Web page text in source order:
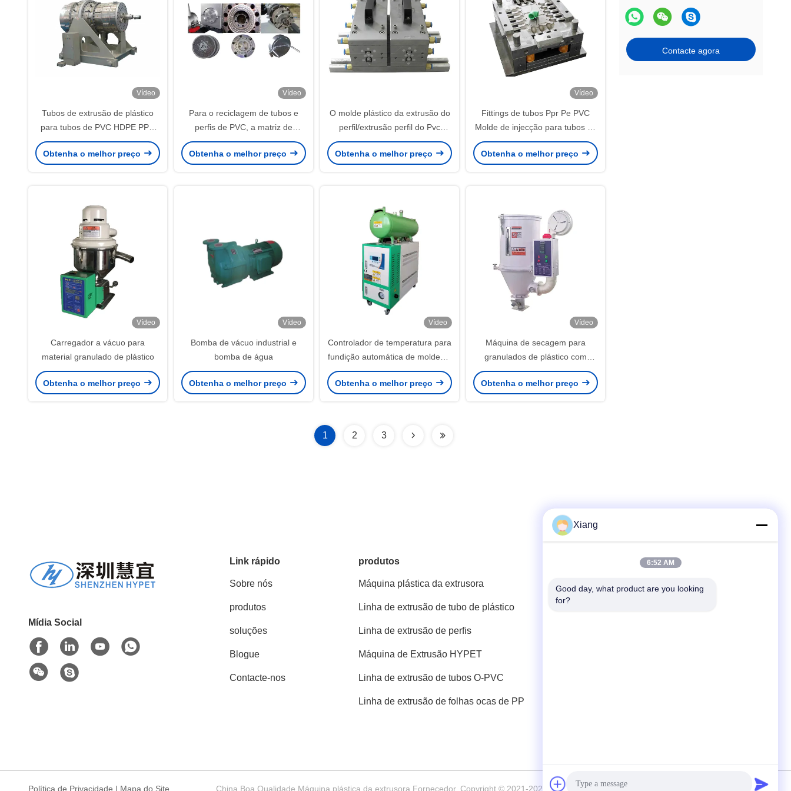
Contacte agora
Vídeo
Tubos de extrusão de plástico
para tubos de PVC HDPE PPR
de 20 a 630 mm
Obtenha o melhor preço
Vídeo
Para o reciclagem de tubos e
perfis de PVC, a matriz de
extrusão de pelletização de PVC
Obtenha o melhor preço
O molde plástico da extrusão do
perfil/extrusão perfil do Pvc
morre
Obtenha o melhor preço
Vídeo
Fittings de tubos Ppr Pe PVC
Molde de injecção para tubos de
diferentes tamanhos
Obtenha o melhor preço
Vídeo
Carregador a vácuo para
material granulado de plástico
Obtenha o melhor preço
Vídeo
Bomba de vácuo industrial e
bomba de água
Obtenha o melhor preço
Vídeo
Controlador de temperatura para
fundição automática de moldes a
moagem
Obtenha o melhor preço
Vídeo
Máquina de secagem para
granulados de plástico com
capacidade de 300 a 3000 kg
Obtenha o melhor preço
1 2 3
Mídia Social
Link rápido
Sobre nós
produtos
soluções
Blogue
Contacte-nos
produtos
Máquina plástica da extrusora
Linha de extrusão de tubo de plástico
Linha de extrusão de perfis
Máquina de Extrusão HYPET
Linha de extrusão de tubos O-PVC
Linha de extrusão de folhas ocas de PP
Contato Rápido
Telefone
Política de Privacidade | Mapa do Site China Boa Qualidade Máquina plástica da extrusora Fornecedor. Copyright © 2021-2026 Shenzhen HYPET Co., Ltd. Todos os direitos reservados.
Xiang
6:52 AM
Good day, what product are you looking
for?